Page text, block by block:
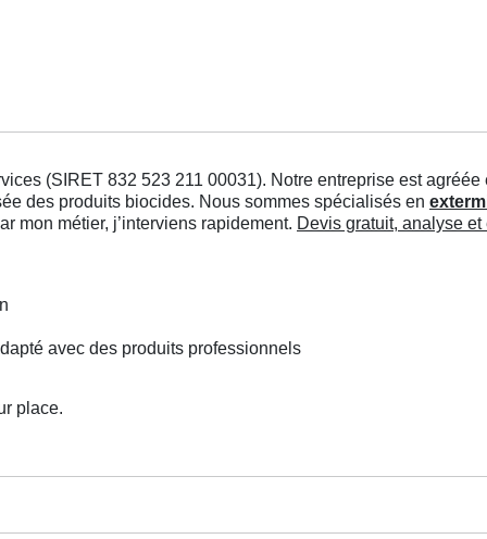
(SIRET 832 523 211 00031). Notre entreprise est
des produits biocides. Nous sommes spécialisés en
mon métier, j’interviens rapidement. Devis gratuit, analyse
avec des produits professionnels
place.